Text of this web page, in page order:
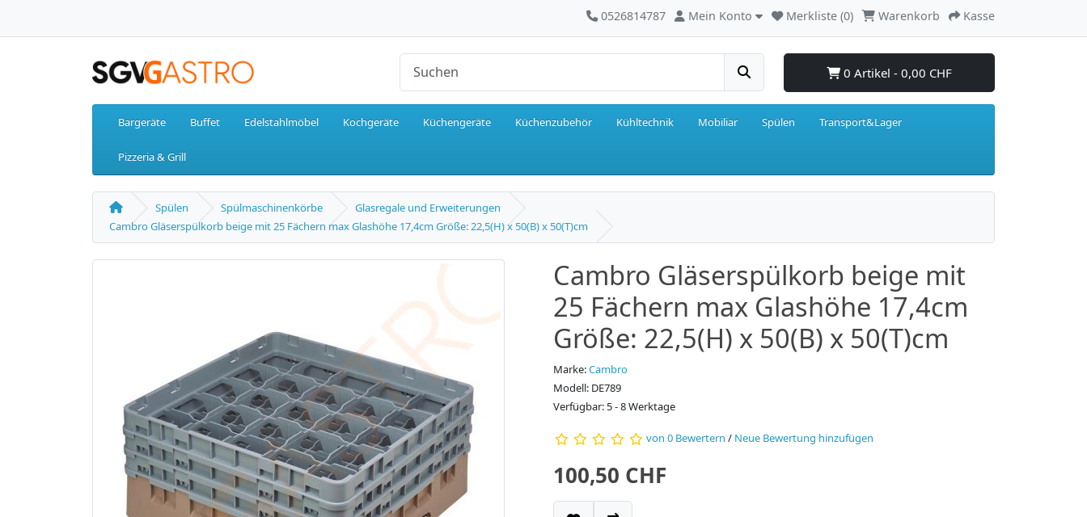
0526814787 Mein Konto Merkliste (0) Warenkorb Kasse
0 Artikel - 0,00 CHF
Bargeräte Buffet Edelstahlmöbel Kochgeräte Küchengeräte Küchenzubehör Kühltechnik Mobiliar Spülen Transport&Lager
Pizzeria & Grill
Spülen Spülmaschinenkörbe
Glasregale und Erweiterungen
Cambro Gläserspülkorb beige mit 25 Fächern max Glashöhe 17,4cm Größe: 22,5(H) x 50(B) x 50(T)cm
Cambro Gläserspülkorb beige mit
25 Fächern max Glashöhe 17,4cm
Größe: 22,5(H) x 50(B) x 50(T)cm
Marke:Cambro
Modell: DE789
Verfügbar: 5 - 8 Werktage
von 0 Bewertern / Neue Bewertung hinzufügen
100,50 CHF